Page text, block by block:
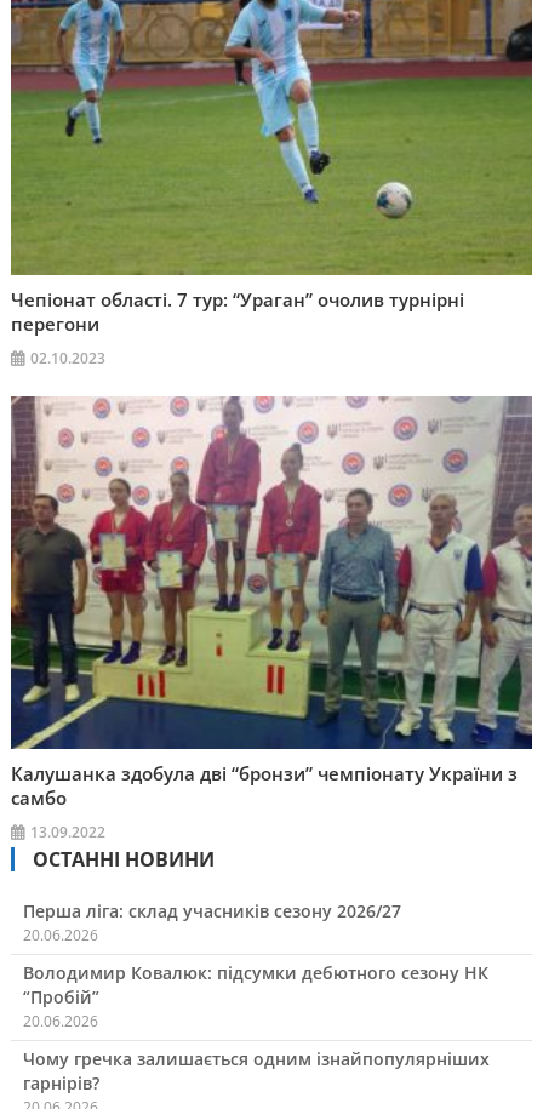
Чепіонат області. 7 тур: “Ураган” очолив турнірні
перегони
02.10.2023
Калушанка здобула дві “бронзи” чемпіонату України з
самбо
13.09.2022
ОСТАННІ НОВИНИ
Перша ліга: склад учасників сезону 2026/27
20.06.2026
Володимир Ковалюк: підсумки дебютного сезону НК
“Пробій”
20.06.2026
Чому гречка залишається одним ізнайпопулярніших
гарнірів?